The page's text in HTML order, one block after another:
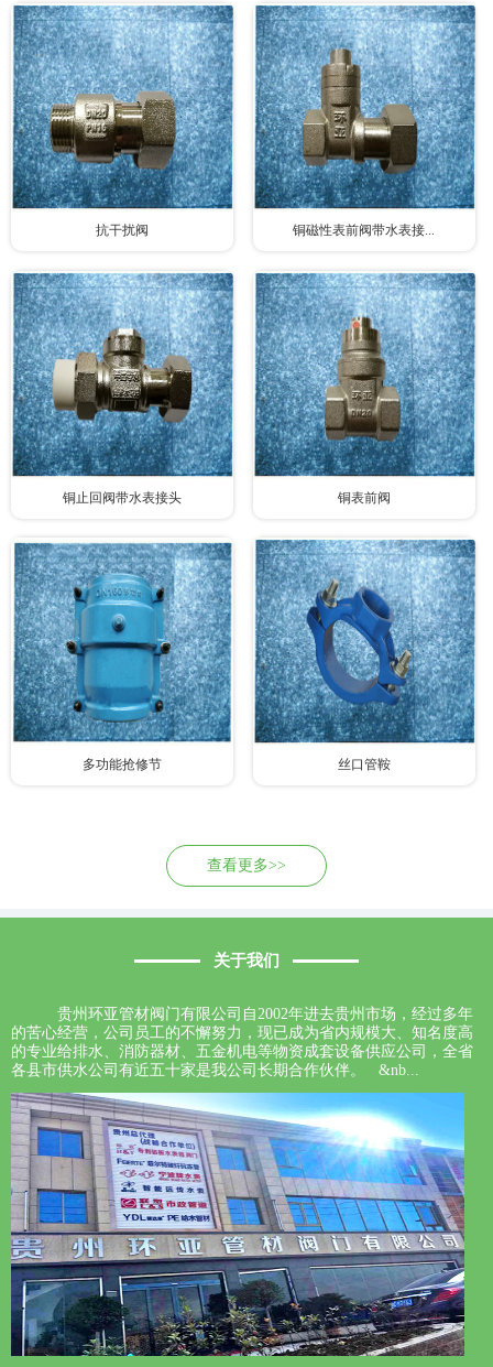
抗干扰阀 铜磁性表前阀带水表接...
铜止回阀带水表接头 铜表前阀
多功能抢修节 丝口管鞍
查看更多>>
关于我们
贵州环亚管材阀门有限公司自2002年进去贵州市场，经过多年
的苦心经营，公司员工的不懈努力，现已成为省内规模大、知名度高
的专业给排水、消防器材、五金机电等物资成套设备供应公司，全省
各县市供水公司有近五十家是我公司长期合作伙伴。 &nb...